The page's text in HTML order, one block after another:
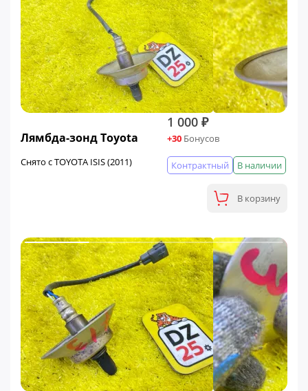
Лямбда-зонд Toyota
Снято с TOYOTA ISIS (2011)
1 000 ₽
+30 Бонусов
В наличии
Контрактный
В корзину